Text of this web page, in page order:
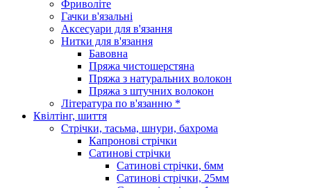
Фриволіте
Гачки в'язальні
Аксесуари для в'язання
Нитки для в'язання
Бавовна
Пряжа чистошерстяна
Пряжа з натуральних волокон
Пряжа з штучних волокон
Література по в'язанню *
Квілтінг, шиття
Стрічки, тасьма, шнури, бахрома
Капронові стрічки
Сатинові стрічки
Сатинові стрічки, 6мм
Сатинові стрічки, 25мм